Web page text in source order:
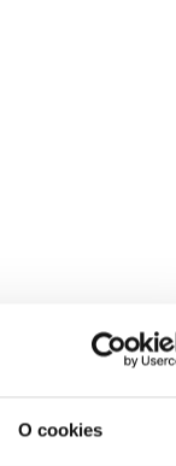
O cookies